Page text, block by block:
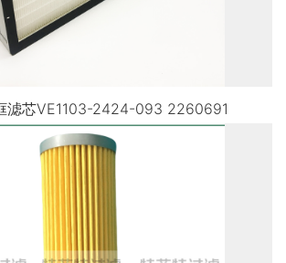
滤芯VE1103-2424-093 2260691